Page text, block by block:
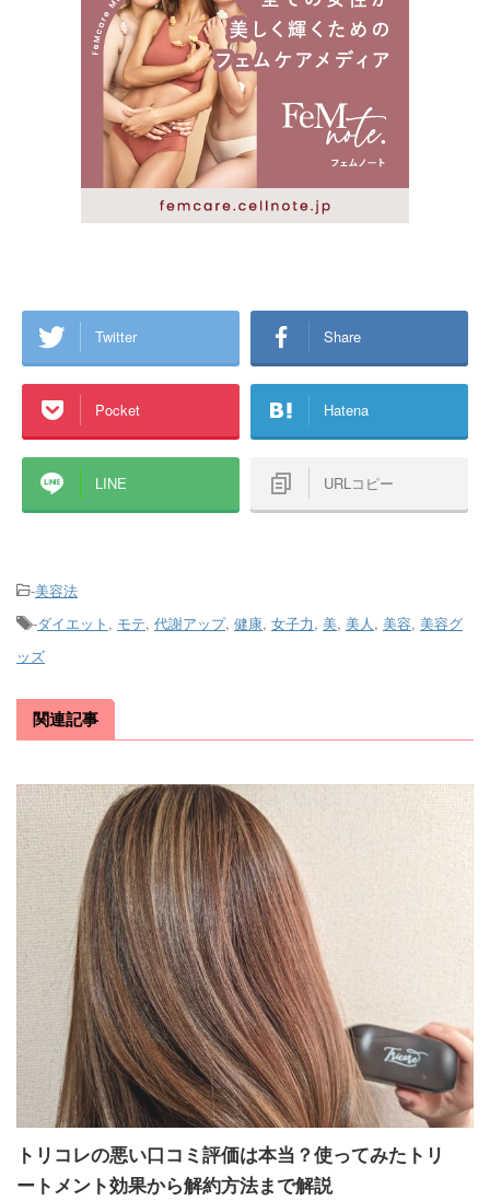
Twitter Share
Pocket Hatena
LINE URLコピー
-美容法
-ダイエット , モテ, 代謝アップ, 健康, 女子力, 美, 美人, 美容, 美容グ
ッズ
関連記事
トリコレの悪い口コミ評価は本当？使ってみたトリ
ートメント効果から解約方法まで解説